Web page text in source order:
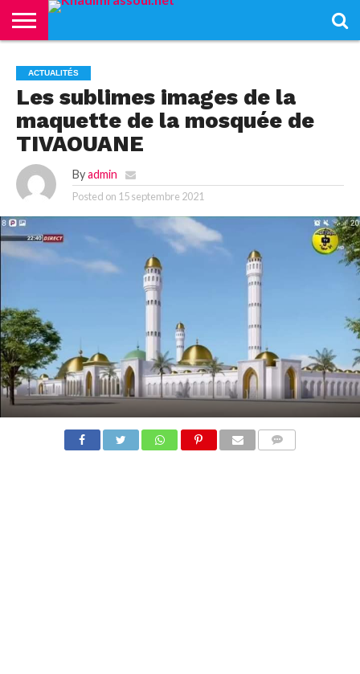
KHADIMRASSOUL
LE
MOURIDISME
ACTUALITÉS
CONTRIBUTIONS
PASS
–
NETALI
BOROM
L’ISLAM
VIDÉOS
ACTUALITÉS
Les sublimes images de la
maquette de la mosquée de
TIVAOUANE
By admin
Posted on 15 septembre 2021